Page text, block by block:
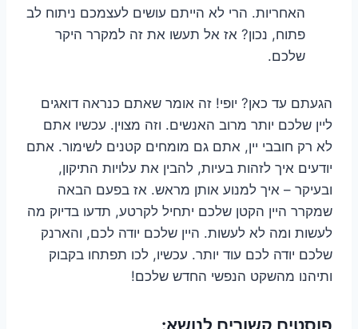
האחריות. הרי לא הייתם עושים לעצמכם ניתוח לב
פתוח, נכון? אז אל תעשו את זה למקרר היקר
שלכם.
הגעתם עד כאן? יופי! זה אומר שאתם כנראה דואגים
ליין שלכם יותר מרוב האנשים. וזה מצוין. עכשיו אתם
לא רק חובבי יין, אתם גם מומחים קטנים לשימור. אתם
יודעים איך לזהות בעיות, להבין את עלויות התיקון,
ובעיקר – איך למנוע אותן מראש. אז בפעם הבאה
שמקרר היין הקטן שלכם יתחיל לקרטע, תדעו בדיוק מה
לעשות ומה לא לעשות. היין שלכם יודה לכם, והארנק
שלכם יודה לכם עוד יותר. עכשיו, לכו תפתחו בקבוק
ותיהנו מהשקט הנפשי החדש שלכם!
פוסטים קשורים לנושא: